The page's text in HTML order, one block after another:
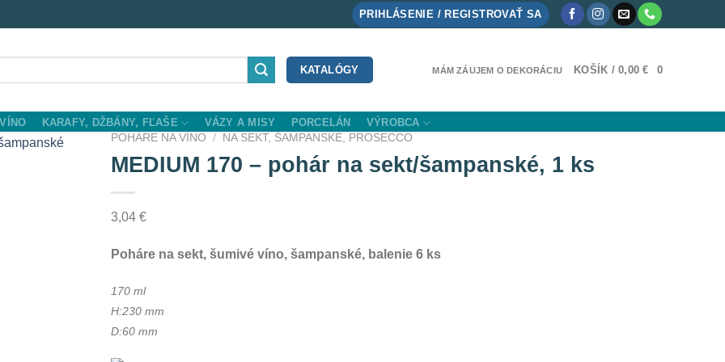
PRIHLÁSENIE / REGISTROVAŤ SA
KATALÓGY MÁM ZÁUJEM O DEKORÁCIU KOŠÍK /0,00€ 0
KARAFY, DŽBÁNY, FĽAŠE VÁZY A MISY PORCELÁN VÝROBCA
POHÁRE NA VÍNO / NA SEKT, ŠAMPANSKÉ, PROSECCO
MEDIUM 170 – pohár na sekt/šampanské, 1 ks
3,04€
Poháre na sekt, šumivé víno, šampanské, balenie 6 ks
170 ml
H:230 mm
D:60 mm